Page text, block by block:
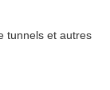
tunnels et autres